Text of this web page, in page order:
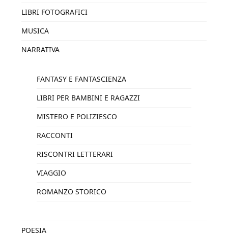
LIBRI FOTOGRAFICI
MUSICA
NARRATIVA
FANTASY E FANTASCIENZA
LIBRI PER BAMBINI E RAGAZZI
MISTERO E POLIZIESCO
RACCONTI
RISCONTRI LETTERARI
VIAGGIO
ROMANZO STORICO
POESIA